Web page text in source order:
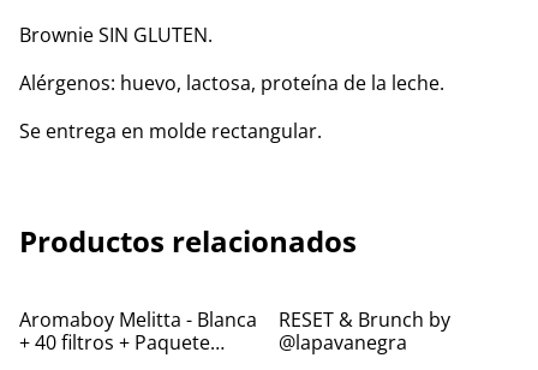
Brownie SIN GLUTEN.
Alérgenos: huevo, lactosa, proteína de la leche.
Se entrega en molde rectangular.
Productos relacionados
Aromaboy Melitta - Blanca
+ 40 filtros + Paquete
RESET & Brunch by
@lapavanegra